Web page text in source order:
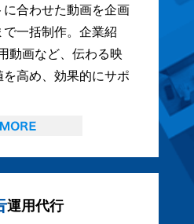
に合わせた動画を企画
一括制作。企業紹
動画など、伝わる映
高め、効果的にサポ
運用代行